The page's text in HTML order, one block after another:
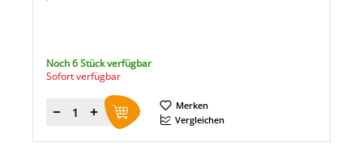
Noch 6 Stück verfügbar
Sofort verfügbar
Menge
Merken
Vergleichen